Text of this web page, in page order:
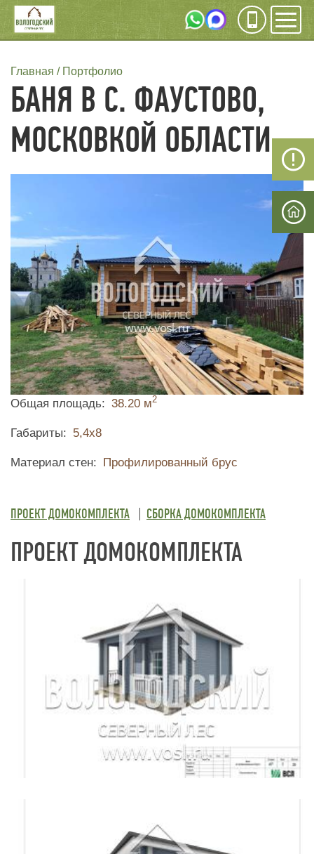
Инфо
СТРОКА
НАВИГАЦИИ
Главная Портфолио
БАНЯ В С. ФАУСТОВО,
МОСКОВКОЙ ОБЛАСТИ
Общая площадь 38.20 м2
Габариты 5,4х8
Материал стен Профилированный брус
ПРОЕКТ ДОМОКОМПЛЕКТА СБОРКА ДОМОКОМПЛЕКТА
ПРОЕКТ ДОМОКОМПЛЕКТА